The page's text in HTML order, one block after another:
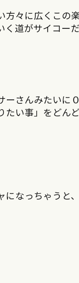
々に広くこの
く道がサイコー
さんみたいに
い事」をどん
なっちゃうと